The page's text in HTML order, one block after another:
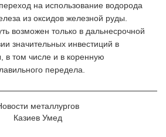
на использование водорода
из оксидов железной руды.
возможен только в дальнесрочной
значительных инвестиций в
в том числе и в коренную
передела.
металлургов
Казиев Умед